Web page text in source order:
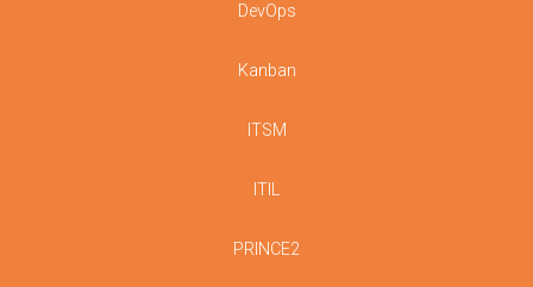
DevOps
Kanban
ITSM
ITIL
PRINCE2